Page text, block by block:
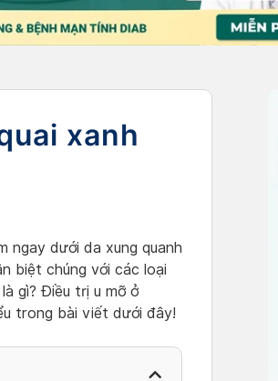
xanh
ngay dưới da xung quanh
biệt chúng với các loại
gì? Điều trị u mỡ ở
trong bài viết dưới đây!